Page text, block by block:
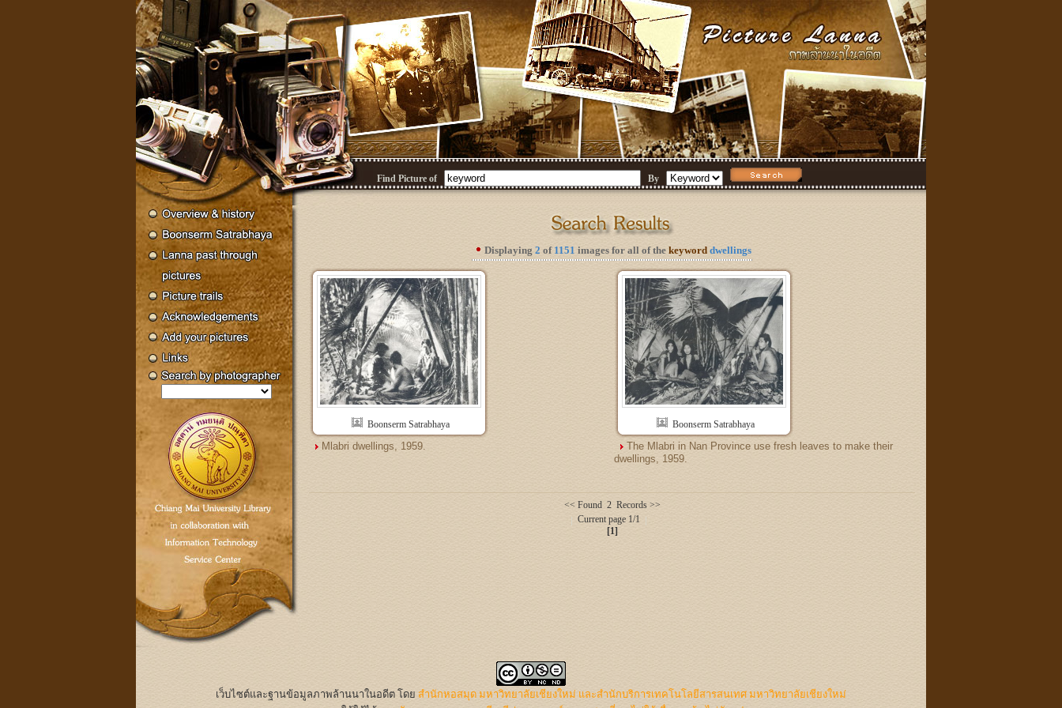
Find Picture of By
Displaying 2 of 1151 images for all of the keyword dwellings
Boonserm Satrabhaya
Mlabri dwellings, 1959.
Boonserm Satrabhaya
The Mlabri in Nan Province use fresh leaves to make their
dwellings, 1959.
<< Found 2 Records >>
Current page 1/1
[1]
เว็บไซต์และฐานข้อมูลภาพล้านนาในอดีต โดย สำนักหอสมุด มหาวิทยาลัยเชียงใหม่ และสำนักบริการเทคโนโลยีสารสนเทศ มหาวิทยาลัยเชียงใหม่